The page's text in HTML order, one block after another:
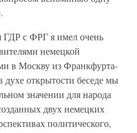
ГДР с ФРГ я имел очень
немецкой
в Москву из Франкфурта-
открытости беседе мы
значении для народа
двух немецких
политического,